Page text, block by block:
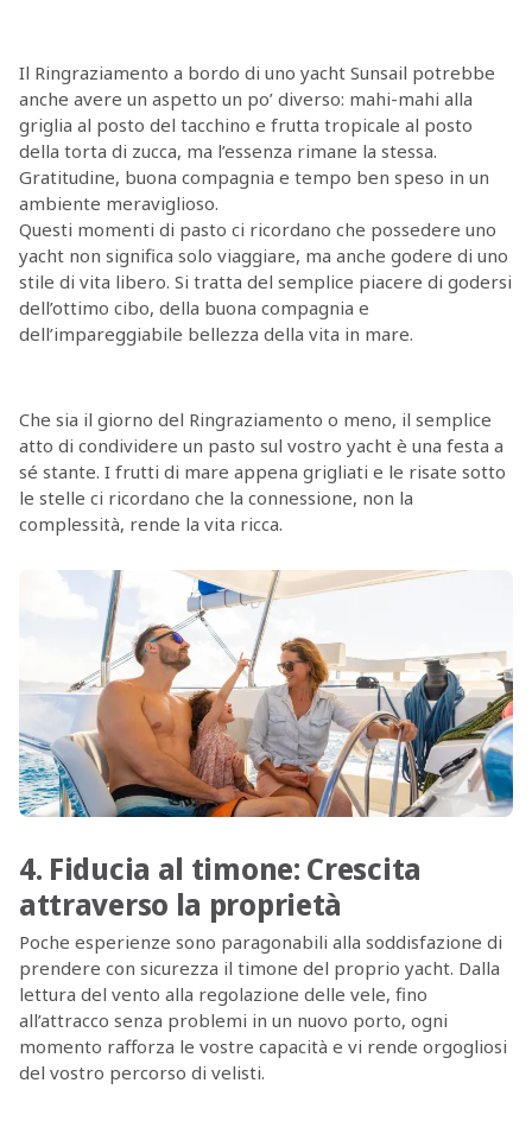
Il Ringraziamento a bordo di uno yacht Sunsail potrebbe
anche avere un aspetto un po’ diverso: mahi-mahi alla
griglia al posto del tacchino e frutta tropicale al posto
della torta di zucca, ma l’essenza rimane la stessa.
Gratitudine, buona compagnia e tempo ben speso in un
ambiente meraviglioso.
Questi momenti di pasto ci ricordano che possedere uno
yacht non significa solo viaggiare, ma anche godere di uno
stile di vita libero. Si tratta del semplice piacere di godersi
dell’ottimo cibo, della buona compagnia e
dell’impareggiabile bellezza della vita in mare.
Che sia il giorno del Ringraziamento o meno, il semplice
atto di condividere un pasto sul vostro yacht è una festa a
sé stante. I frutti di mare appena grigliati e le risate sotto
le stelle ci ricordano che la connessione, non la
complessità, rende la vita ricca.
4. Fiducia al timone: Crescita
attraverso la proprietà
Poche esperienze sono paragonabili alla soddisfazione di
prendere con sicurezza il timone del proprio yacht. Dalla
lettura del vento alla regolazione delle vele, fino
all’attracco senza problemi in un nuovo porto, ogni
momento rafforza le vostre capacità e vi rende orgogliosi
del vostro percorso di velisti.